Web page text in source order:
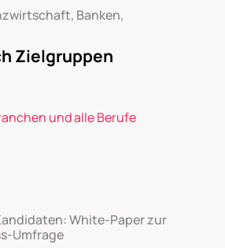
Banken,
Zielgruppen
und alle Berufe
White-Paper zur
Umfrage